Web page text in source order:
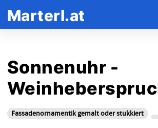
Marterl.at
Sonnenuhr -
Fassadenornamentik gemalt oder stukkiert